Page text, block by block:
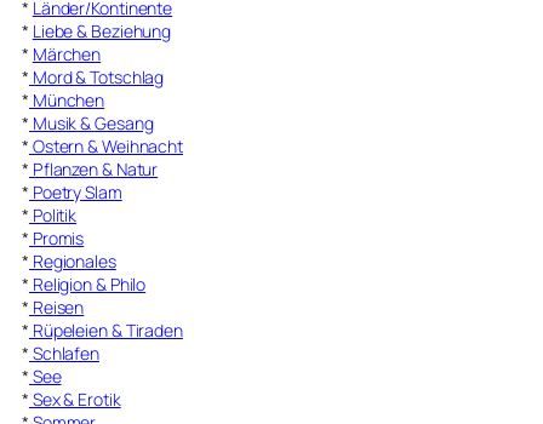
* Länder/Kontinente
* Liebe & Beziehung
* Märchen
* Mord & Totschlag
* München
* Musik & Gesang
* Ostern & Weihnacht
* Pflanzen & Natur
* Poetry Slam
* Politik
* Promis
* Regionales
* Religion & Philo
* Reisen
* Rüpeleien & Tiraden
* Schlafen
* See
* Sex & Erotik